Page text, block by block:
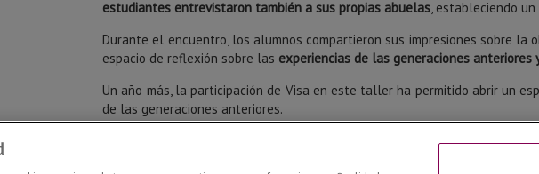
estudiantes entrevistaron también a sus propias abuelas, estableciendo
Durante el encuentro, los alumnos compartieron sus impresiones sobre
espacio de reflexión sobre las experiencias de las generaciones
Un año más, la participación de Visa en este taller ha permitido abrir un
de las generaciones anteriores.